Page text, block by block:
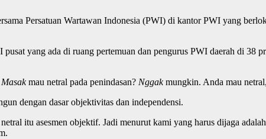
Persatuan Wartawan Indonesia (PWI) di kantor PWI yang
yang ada di ruang pertemuan dan pengurus PWI daerah di 38
Masakmau netral pada penindasan? Nggakmungkin. Anda mau
dengan dasar objektivitas dan independensi.
itu asesmen objektif. Jadi menurut kami yang harus dijaga